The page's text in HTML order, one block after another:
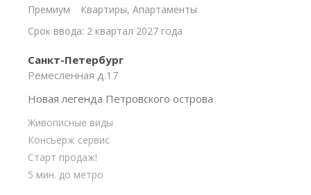
Премиум
Квартиры, Апартаменты
Срок ввода: 2 квартал 2027 года
Санкт-Петербург
Ремесленная д.17
Новая легенда Петровского острова
Живописные виды
Консьерж сервис
Старт продаж!
5 мин. до метро